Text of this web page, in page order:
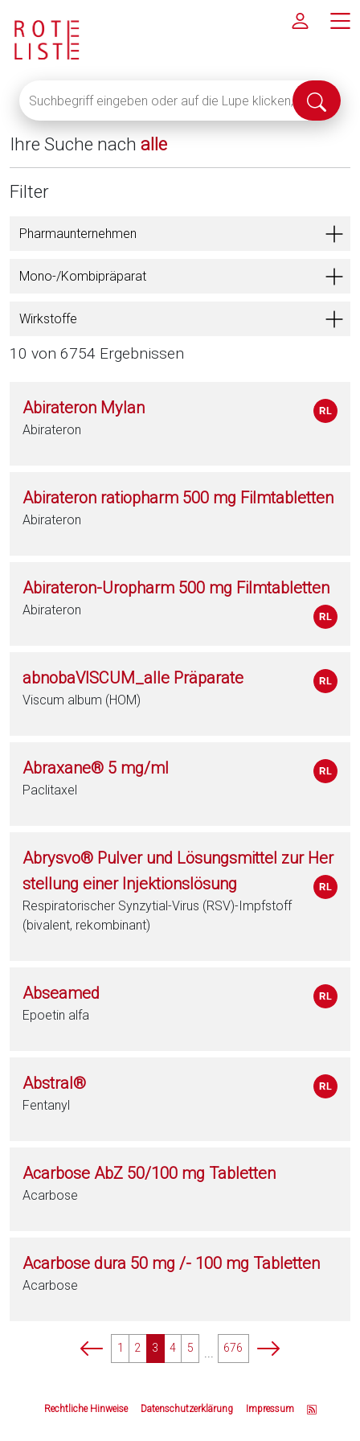
eingeben
oder
auf
die
Lupe
alle
anzuzeigen
Suche
Ihre Suche nach alle
Filter
Pharmaunternehmen
Mono-/Kombipräparat
Wirkstoffe
10 von 6754 Ergebnissen
Abirateron Mylan
Abirateron
Abirateron ratiopharm 500 mg Filmtabletten
Abirateron
Abirateron-Uropharm 500 mg Filmtabletten
Abirateron
abnobaVISCUM_alle Präparate
Viscum album (HOM)
Abraxane® 5 mg/ml
Paclitaxel
Abrysvo® Pulver und Lösungsmittel zur Her
stellung einer Injektionslösung
Respiratorischer Synzytial-Virus (RSV)-Impfstoff
(bivalent, rekombinant)
Abseamed
Epoetin alfa
Abstral®
Fentanyl
Acarbose AbZ 50/100 mg Tabletten
Acarbose
Acarbose dura 50 mg /- 100 mg Tabletten
Acarbose
p
n
1 2 3 4 5 ... 676
p
n
Rechtliche Hinweise Datenschutzerklärung Impressum